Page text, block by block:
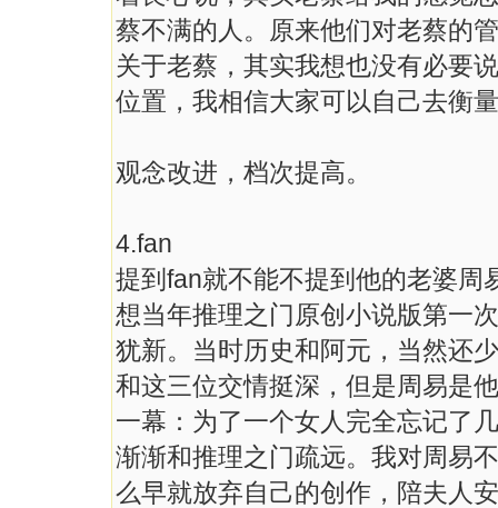
蔡不满的人。原来他们对老蔡的
关于老蔡，其实我想也没有必要
位置，我相信大家可以自己去衡
观念改进，档次提高。
4.fan
提到fan就不能不提到他的老婆周
想当年推理之门原创小说版第一
犹新。当时历史和阿元，当然还
和这三位交情挺深，但是周易是
一幕：为了一个女人完全忘记了
渐渐和推理之门疏远。我对周易
么早就放弃自己的创作，陪夫人